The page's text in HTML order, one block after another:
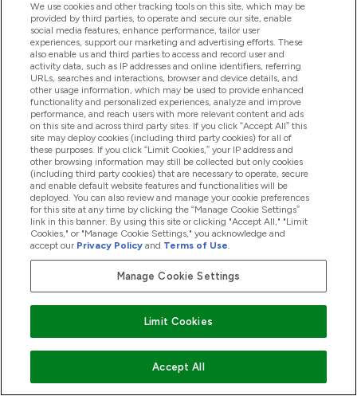
sportschool kunt gebruiken. Vul gewoon voordat
je vertrekt en je bent klaar voor de hele sessie.
Gallon Hydrator
We use cookies and other tracking tools on this site, which may be
provided by third parties, to operate and secure our site, enable
social media features, enhance performance, tailor user
experiences, support our marketing and advertising efforts. These
also enable us and third parties to access and record user and
activity data, such as IP addresses and online identifiers, referring
URLs, searches and interactions, browser and device details, and
other usage information, which may be used to provide enhanced
functionality and personalized experiences, analyze and improve
performance, and reach users with more relevant content and ads
on this site and across third party sites. If you click “Accept All” this
site may deploy cookies (including third party cookies) for all of
these purposes. If you click “Limit Cookies,” your IP address and
other browsing information may still be collected but only cookies
(including third party cookies) that are necessary to operate, secure
and enable default website features and functionalities will be
deployed. You can also review and manage your cookie preferences
for this site at any time by clicking the “Manage Cookie Settings”
link in this banner. By using this site or clicking "Accept All," "Limit
Cookies," or "Manage Cookie Settings," you acknowledge and
accept our Privacy Policy and Terms of Use.
Manage Cookie Settings
Limit Cookies
Accept All